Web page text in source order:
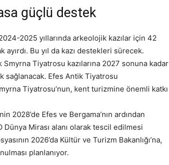
güçlü destek
2025 yıllarında arkeolojik kazılar için 42
ayırdı. Bu yıl da kazı destekleri sürecek.
Smyrna Tiyatrosu kazılarına 2027 sonuna kadar
sağlanacak. Efes Antik Tiyatrosu
Tiyatrosu’nun, kent turizmine önemli katkı
2028’de Efes ve Bergama’nın ardından
Dünya Mirası alanı olarak tescil edilmesi
2026’da Kültür ve Turizm Bakanlığı’na,
planlanıyor.